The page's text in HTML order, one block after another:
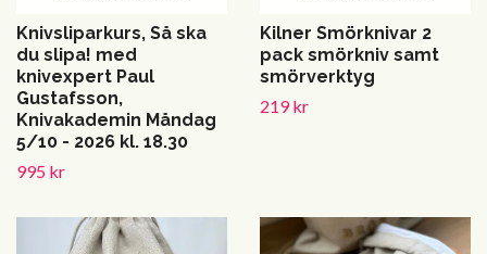
Knivsliparkurs, Så ska
du slipa! med
knivexpert Paul
Gustafsson,
Knivakademin Måndag
5/10 - 2026 kl. 18.30
995 kr
Kilner Smörknivar 2
pack smörkniv samt
smörverktyg
219 kr